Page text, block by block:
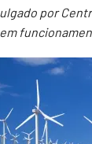
por